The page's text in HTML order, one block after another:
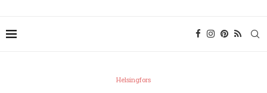
Helsingfors